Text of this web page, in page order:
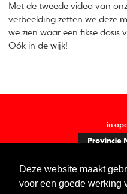
Deze website maakt
voor een goede werking
Met de tweede video van
verbeelding zetten we deze
we zien waar een fikse dosis
Oók in de wijk!
in